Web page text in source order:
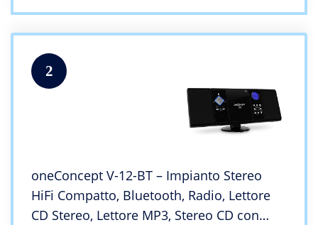
2
oneConcept V-12-BT – Impianto Stereo
HiFi Compatto, Bluetooth, Radio, Lettore
CD Stereo, Lettore MP3, Stereo CD con